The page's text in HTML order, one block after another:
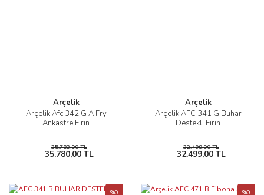
Arçelik
Arçelik Afc 342 G A Fry
Ankastre Fırın
35.783,00 TL
35.780,00 TL
Arçelik
Arçelik AFC 341 G Buhar
Destekli Fırın
32.499,00 TL
32.499,00 TL
%0 %0